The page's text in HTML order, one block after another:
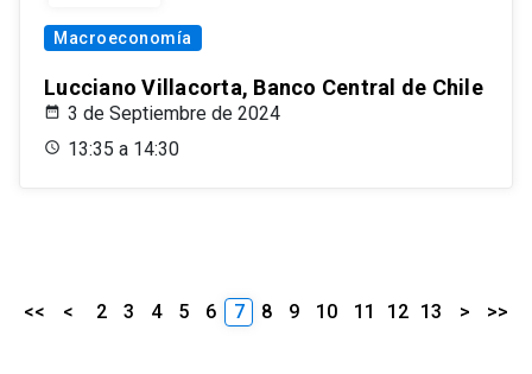
Macroeconomía
Lucciano Villacorta, Banco Central de Chile
3 de Septiembre de 2024
13:35 a 14:30
<< < 2 3 4 5 6 7 8 9 10 11 12 13 > >>